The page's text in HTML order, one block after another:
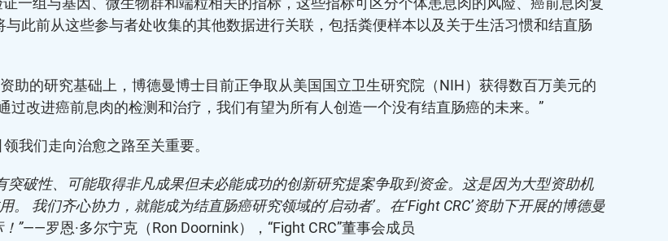
此前从这些参与者处收集的其他数据进行关联，包括粪便样本以及关于生活习惯和结直肠
助的研究基础上，博德曼博士目前正争取从美国国立卫生研究院（NIH）获得数百万美元的
改进癌前息肉的检测和治疗，我们有望为所有人创造一个没有结直肠癌的未来。”
我们走向治愈之路至关重要。
破性、可能取得非凡成果但未必能成功的创新研究提案争取到资金。这是因为大型资助机
。 我们齐心协力，就能成为结直肠癌研究领域的‘启动者’。在‘Fight CRC’资助下开展的博德曼
”——罗恩·多尔宁克（Ron Doornink），“Fight CRC”董事会成员